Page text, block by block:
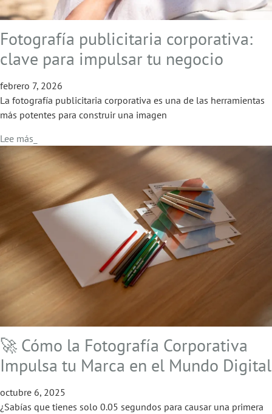
Fotografía publicitaria corporativa:
clave para impulsar tu negocio
febrero 7, 2026
La fotografía publicitaria corporativa es una de las herramientas
más potentes para construir una imagen
Lee más_
🚀 Cómo la Fotografía Corporativa
Impulsa tu Marca en el Mundo Digital
octubre 6, 2025
¿Sabías que tienes solo 0.05 segundos para causar una primera